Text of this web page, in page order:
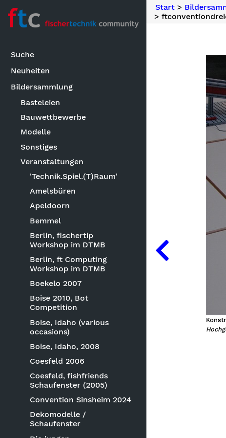
Suche
Neuheiten
Bildersammlung
Basteleien
Bauwettbewerbe
Modelle
Sonstiges
Veranstaltungen
'Technik.Spiel.(T)Raum'
Amelsbüren
Apeldoorn
Bemmel
Berlin, fischertip
Workshop im DTMB
Berlin, ft Computing
Workshop im DTMB
Boekelo 2007
Boise 2010, Bot
Competition
Boise, Idaho (various
occasions)
Boise, Idaho, 2008
Coesfeld 2006
Coesfeld, fishfriends
Schaufenster (2005)
Convention Sinsheim 2024
Dekomodelle /
Schaufenster
Start>
>